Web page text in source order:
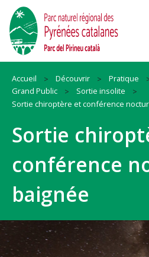
Accueil Découvrir Pratique
Grand Public
Sortie insolite
Sortie chiroptère et conférence
Sortie
conférence
baignée